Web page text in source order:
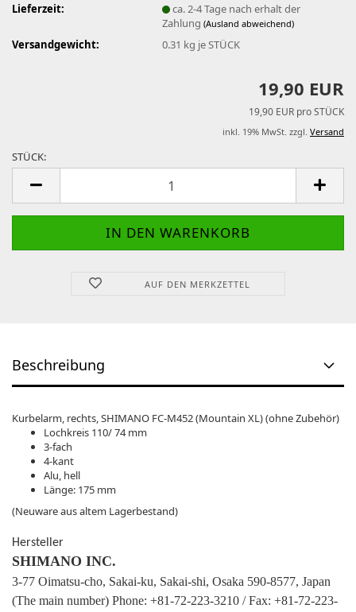
Lieferzeit:
ca. 2-4 Tage nach erhalt der
Zahlung(Ausland abweichend)
Versandgewicht: 0.31 kg je STÜCK
19,90 EUR
19,90 EUR pro STÜCK
inkl. 19% MwSt. zzgl. Versand
STÜCK:
AUF DEN MERKZETTEL
Beschreibung
Kurbelarm, rechts, SHIMANO FC-M452 (Mountain XL) (ohne Zubehör)
Lochkreis 110/ 74 mm
3-fach
4-kant
Alu, hell
Länge: 175 mm
(Neuware aus altem Lagerbestand)
Hersteller
SHIMANO INC.
3-77 Oimatsu-cho, Sakai-ku, Sakai-shi, Osaka 590-8577, Japan
(The main number) Phone: +81-72-223-3210 / Fax: +81-72-223-